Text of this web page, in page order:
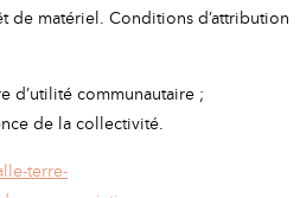
de matériel. Conditions d’attribution
d’utilité communautaire ;
de la collectivité.
terre-